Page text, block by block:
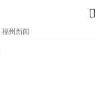

福州新闻